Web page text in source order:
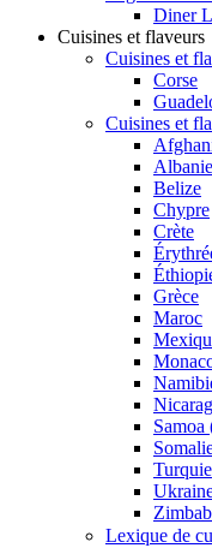
Diner
Cuisines et flaveurs
Cuisines et
Corse
Cuisines et
Albanie
Belize
Chypre
Crète
Grèce
Maroc
Samoa
Turquie
Lexique de